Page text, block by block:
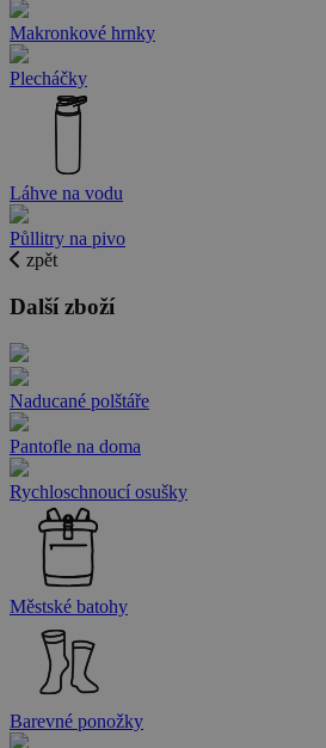
Makronkové hrnky
Plecháčky
Láhve na vodu
Půllitry na pivo
zpět
Další zboží
Naducané polštáře
Pantofle na doma
Rychloschnoucí osušky
Městské batohy
Barevné ponožky